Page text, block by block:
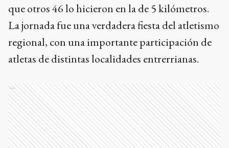
que otros 46 lo hicieron en la de 5 kilómetros.
La jornada fue una verdadera fiesta del atletismo
regional, con una importante participación de
atletas de distintas localidades entrerrianas.
Ads